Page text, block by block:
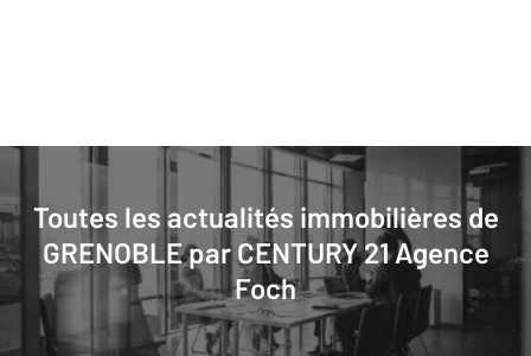
Toutes les actualités immobilières de
GRENOBLE par CENTURY 21 Agence
Foch
Actualités immobilières à GRENOBLE
Randonner autour de Grenoble : des sorties nature
directement accessibles en transports en commun
Quand on pense à Grenoble, on imagine rapidement les
montagnes qui entourent la ville. Belledonne, le Vercors, la